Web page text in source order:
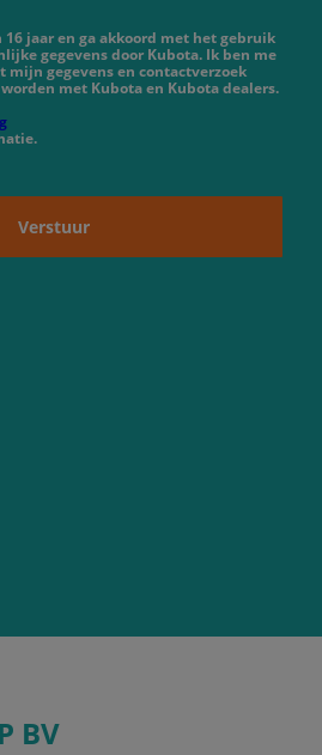
16 jaar en ga akkoord met het gebruik
gegevens door Kubota. Ik ben me
mijn gegevens en contactverzoek
met Kubota en Kubota dealers.
Verstuur
BV